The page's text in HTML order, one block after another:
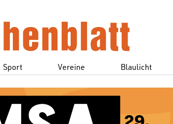
Sport Vereine Blaulicht